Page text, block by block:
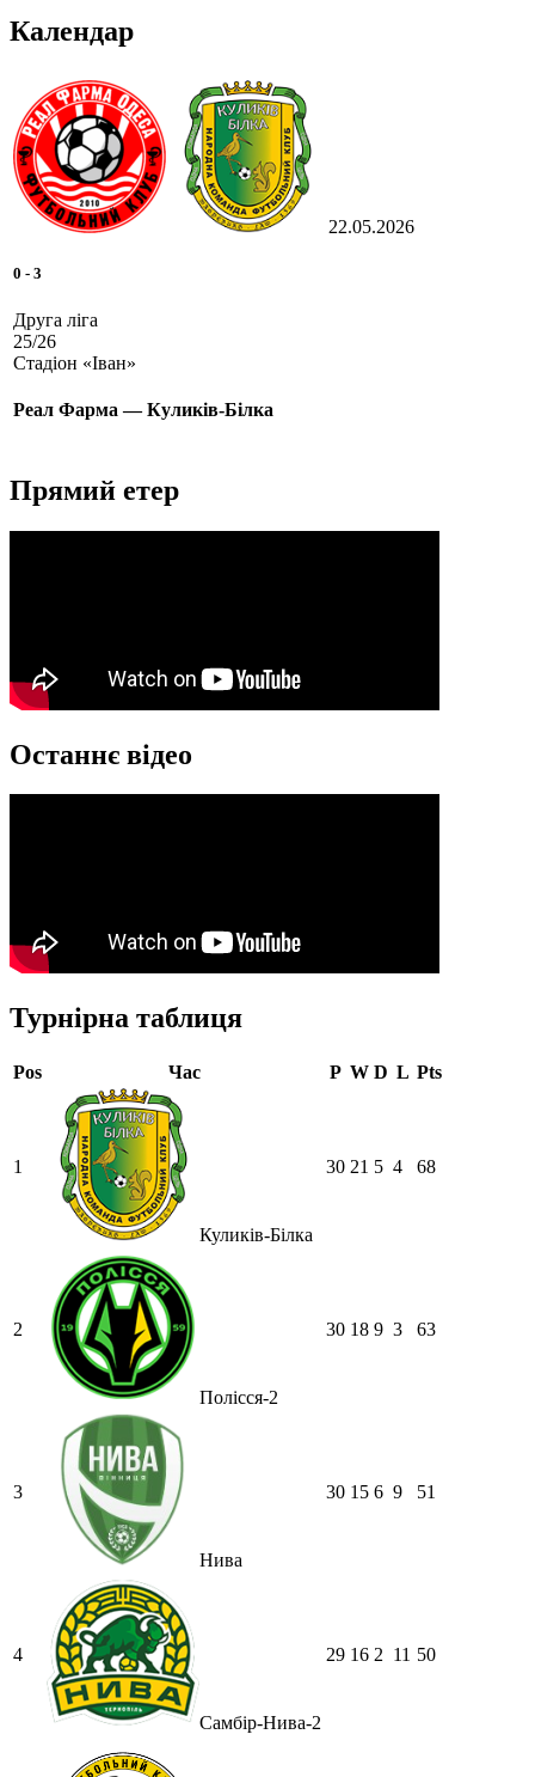
Календар
22.05.2026
0 - 3
Друга ліга
25/26
Стадіон «Іван»
Реал Фарма — Куликів-Білка
Прямий етер
Останнє відео
Турнірна таблиця
Pos Час P W D L Pts
1
Куликів-Білка
30 21 5 4 68
2
Полісся-2
30 18 9 3 63
3
Нива
30 15 6 9 51
4
Самбір-Нива-2
29 16 2 11 50